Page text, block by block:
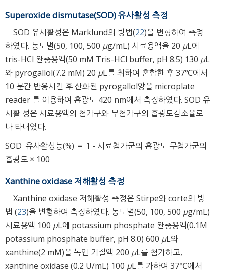
Superoxide dismutase(SOD) 유사활성 측정
SOD 유사활성은 Marklund의 방법(22)을 변형하여 측정
하였다. 농도별(50, 100, 500 μg/mL) 시료용액을 20 μL에
tris-HCl 완충용액(50 mM Tris-HCl buffer, pH 8.5) 130 μL
와 pyrogallol(7.2 mM) 20 μL를 취하여 혼합한 후 37℃에서
10 분간 반응시킨 후 산화된 pyrogallol양을 microplate
reader 를 이용하여 흡광도 420 nm에서 측정하였다. SOD 유
사활 성은 시료용액의 첨가구와 무첨가구의 흡광도감소율로
나 타내었다.
SOD 유사활성능(%) = 1 - 시료첨가군의 흡광도 무첨가군의
흡광도 × 100
Xanthine oxidase 저해활성 측정
Xanthine oxidase 저해활성 측정은 Stirpe와 corte의 방
법 (23)을 변형하여 측정하였다. 농도별(50, 100, 500 μg/mL)
시료용액 100 μL에 potassium phosphate 완충용액(0.1M
potassium phosphate buffer, pH 8.0) 600 μL와
xanthine(2 mM)을 녹인 기질액 200 μL를 첨가하고,
xanthine oxidase (0.2 U/mL) 100 μL를 가하여 37℃에서